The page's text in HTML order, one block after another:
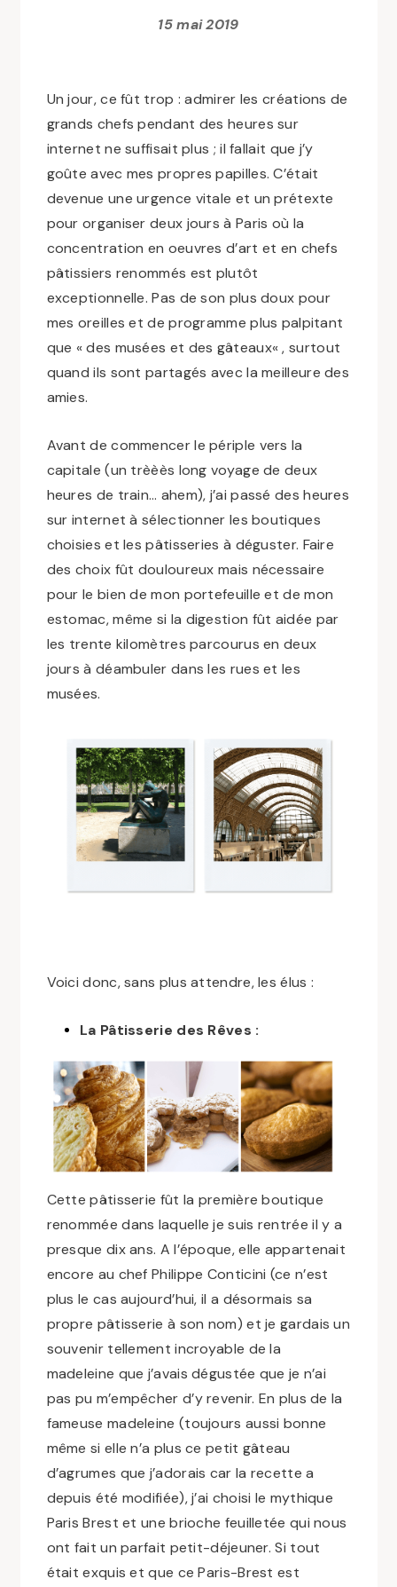
15 mai 2019
Un jour, ce fût trop : admirer les créations de
grands chefs pendant des heures sur
internet ne suffisait plus ; ilfallait que j’y
goûte avec mes propres papilles. C’était
devenue une urgence vitale et un prétexte
pour organiser deux jours à Paris où la
concentration en oeuvres d’art et en chefs
pâtissiers renommés est plutôt
exceptionnelle. Pas de son plus doux pour
mes oreilles et de programme plus palpitant
que «des musées et des gâteaux« , surtout
quand ils sont partagés avec la meilleure des
amies.
Avant de commencer le périple vers la
capitale (un trèèès long voyage de deux
heures de train… ahem), j’ai passé des heures
sur internet à sélectionner les boutiques
choisies et les pâtisseries à déguster. Faire
des choix fût douloureux mais nécessaire
pour le bien de mon portefeuille et de mon
estomac, même si la digestion fût aidée par
les trente kilomètres parcourus en deux
jours à déambuler dans les rues et les
musées.
Voici donc, sans plus attendre, les élus :
La Pâtisserie des Rêves :
Cette pâtisserie fût la première boutique
renommée dans laquelle je suis rentrée il y a
presque dix ans. A l’époque, elle appartenait
encore au chef Philippe Conticini (ce n’est
plus le cas aujourd’hui, il a désormais sa
propre pâtisserie à son nom) et je gardais un
souvenir tellement incroyable de la
madeleine que j’avais dégustée que je n’ai
pas pu m’empêcher d’y revenir. En plus de la
fameuse madeleine (toujours aussi bonne
même si elle n’a plus ce petit gâteau
d’agrumes que j’adorais car la recette a
depuis été modifiée), j’ai choisi le mythique
Paris Brest et une brioche feuilletée qui nous
ont fait un parfait petit-déjeuner. Si tout
était exquis et que ce Paris-Brest est